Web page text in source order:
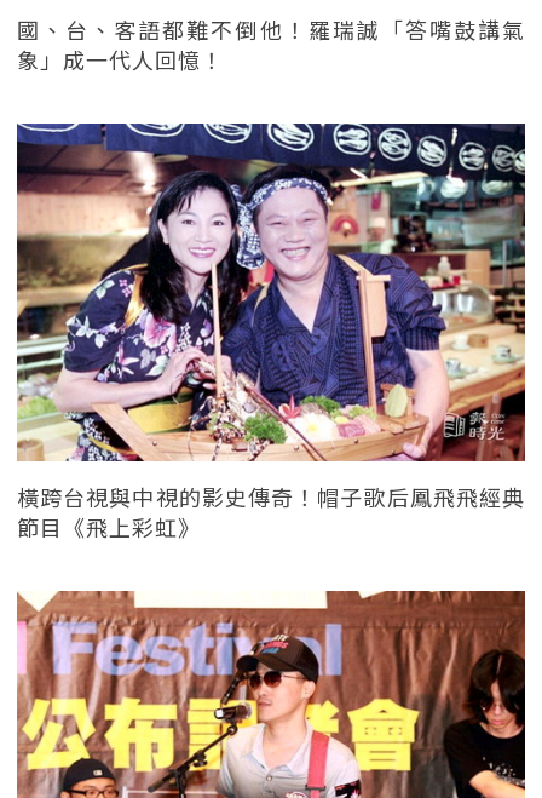
國、台、客語都難不倒他！羅瑞誠「答嘴鼓講氣
象」成一代人回憶！
橫跨台視與中視的影史傳奇！帽子歌后鳳飛飛經典
節目《飛上彩虹》